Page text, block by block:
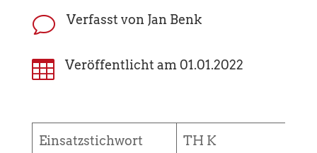
v Verfasst von Jan Benk
 Veröffentlicht am 01.01.2022
Einsatzstichwort TH K